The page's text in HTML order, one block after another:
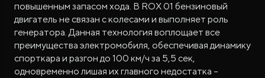
повышенным запасом хода. В ROX 01 бензиновый
двигатель не связан с колесами и выполняет роль
генератора. Данная технология воплощает все
преимущества электромобиля, обеспечивая динамику
спорткара и разгон до 100 км/ч за 5,5 сек,
одновременно лишая их главного недостатка –